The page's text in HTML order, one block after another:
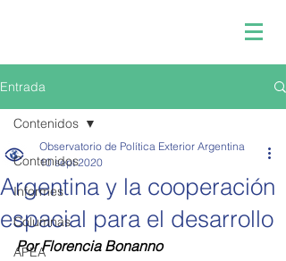
Entrada
Contenidos
Informes
Columnas
APEA
Contenidos
Argentina y la cooperación
espacial para el desarrollo
Observatorio de Política Exterior Argentina
10 sept 2020
Por Florencia Bonanno